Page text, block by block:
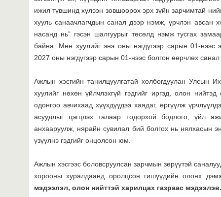
ижил түвшинд хүлээн зөвшөөрөх эрх зүйн зарчимтай
хууль санаачлагчдын санал дээр нэмж, үрчлэн авсан
насанд нь” гэсэн шалгуурыг төсөлд нэмж тусгах
байна. Мөн хуулийг энэ оны нэгдүгээр сарын 01-нээс
2027 оны нэгдүгээр сарын 01-нээс болгон өөрчлөх санал
Ажлын хэсгийн танилцуулгатай холбогдуулан Улсын
хуулийг нөхөн үйлчлэхгүй гэдгийг иргэд, олон
одонгоо авчихаад хүүхдүүдээ хаядаг, өргүүлж
асуудлыг цэгцлэх талаар тодорхой бодлого, үйл
анхааруулж, нярайн сувилал бий болгох нь нялхасын
үзүүлнэ гэдгийг онцолсон юм.
Ажлын хэсгээс боловсруулсан зарчмын зөрүүтэй
хорооны хуралдаанд оролцсон гишүүдийн олонх
мэдээлэл, олон нийттэй харилцах газраас мэдээлэв.